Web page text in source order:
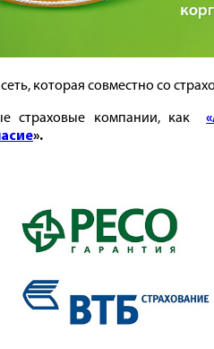
которая совместно со
страховые компании, как
».